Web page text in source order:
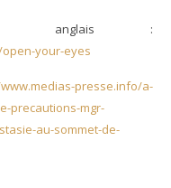
anglais :
your-eyes
presse.info/a-
precautions-mgr-
au-sommet-de-